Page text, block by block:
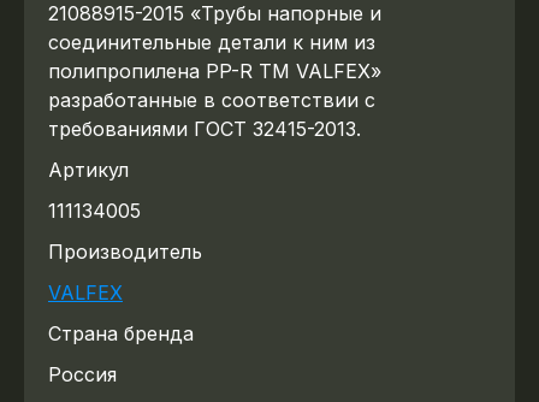
21088915-2015 «Трубы напорные и
соединительные детали к ним из
полипропилена PP-R ТМ VALFEX»
разработанные в соответствии с
требованиями ГОСТ 32415-2013.
Артикул
111134005
Производитель
VALFEX
Страна бренда
Россия